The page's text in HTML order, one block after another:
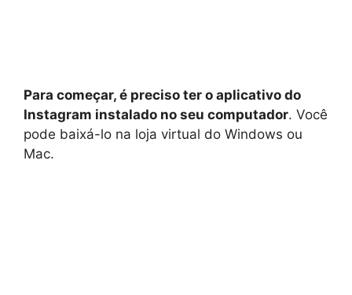
Para começar, é preciso ter o aplicativo do
Instagram instalado no seu computador. Você
pode baixá-lo na loja virtual do Windows ou
Mac.